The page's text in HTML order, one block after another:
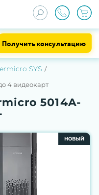
Получить консультацию
SYS
4 видеокарт
5014A-
НОВЫЙ